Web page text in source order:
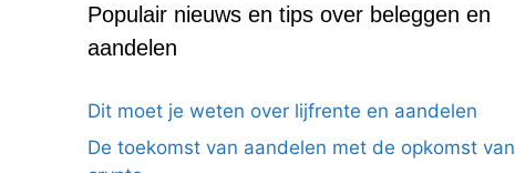
Populair nieuws en tips over beleggen en
aandelen
Dit moet je weten over lijfrente en aandelen
De toekomst van aandelen met de opkomst van